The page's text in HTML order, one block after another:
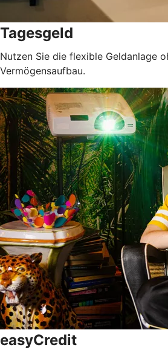
Tagesgeld
Nutzen Sie die flexible Geldanlage
Vermögensaufbau.
easyCredit